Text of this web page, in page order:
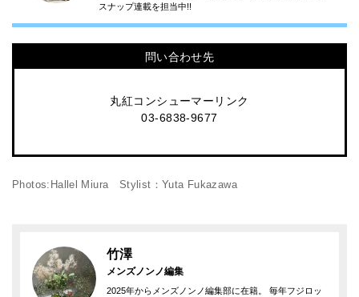
スナップ連載を担当中!!
問い合わせ先
丸紅コンシューマーリンク
03-6838-9677
Photos:Hallel Miura Stylist：Yuta Fukazawa
竹澤
メンズノンノ編集
2025年からメンズノンノ編集部に在籍。 毎年フジロッ